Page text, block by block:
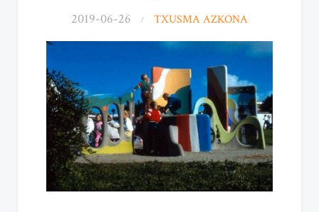
2019-06-26 TXUSMA AZKONA